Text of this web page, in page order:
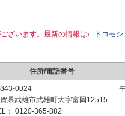
ざいます。最新の情報は ドコモ
住所/電話番号
0024
県武雄市武雄町大字富岡12515
： 0120-365-882